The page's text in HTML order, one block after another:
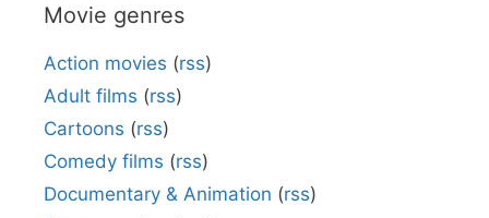
Movie genres
Action movies (rss)
Adult films (rss)
Cartoons (rss)
Comedy films (rss)
Documentary & Animation (rss)